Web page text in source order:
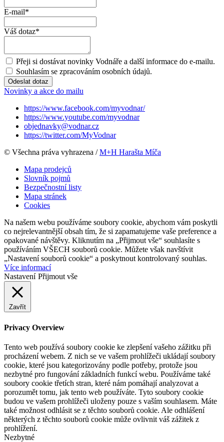
E-mail*
Váš dotaz*
Přeji si dostávat novinky Vodnáře a další informace do e-mailu.
Souhlasím se zpracováním osobních údajů.
Odeslat dotaz
Novinky a akce do mailu
https://www.facebook.com/myvodnar/
https://www.youtube.com/myvodnar
objednavky@vodnar.cz
https://twitter.com/MyVodnar
© Všechna práva vyhrazena /M+H Harašta Míča
Mapa prodejců
Slovník pojmů
Bezpečnostní listy
Mapa stránek
Cookies
Na našem webu používáme soubory cookie, abychom vám poskytli
co nejrelevantnější obsah tím, že si zapamatujeme vaše preference a
opakované návštěvy. Kliknutím na „Přijmout vše“ souhlasíte s
používáním VŠECH souborů cookie. Můžete však navštívit
„Nastavení souborů cookie“ a poskytnout kontrolovaný souhlas.
Více informací
Nastavení Přijmout vše
Zavřít
Privacy Overview
Tento web používá soubory cookie ke zlepšení vašeho zážitku při
procházení webem. Z nich se ve vašem prohlížeči ukládají soubory
cookie, které jsou kategorizovány podle potřeby, protože jsou
nezbytné pro fungování základních funkcí webu. Používáme také
soubory cookie třetích stran, které nám pomáhají analyzovat a
porozumět tomu, jak tento web používáte. Tyto soubory cookie
budou ve vašem prohlížeči uloženy pouze s vaším souhlasem. Máte
také možnost odhlásit se z těchto souborů cookie. Ale odhlášení
některých z těchto souborů cookie může ovlivnit váš zážitek z
prohlížení.
Nezbytné